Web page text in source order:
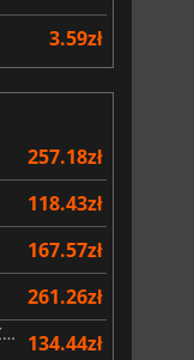
3.59zł
257.18zł
118.43zł
167.57zł
261.26zł
METAL GEAR SOLID MASTER COLLECTION Vol.2 134.44zł